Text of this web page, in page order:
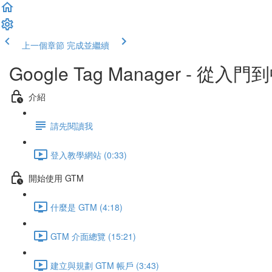
上一個章節 完成並繼續
Google Tag Manager - 從入門
介紹
請先閱讀我
登入教學網站 (0:33)
開始使用 GTM
什麼是 GTM (4:18)
GTM 介面總覽 (15:21)
建立與規劃 GTM 帳戶 (3:43)